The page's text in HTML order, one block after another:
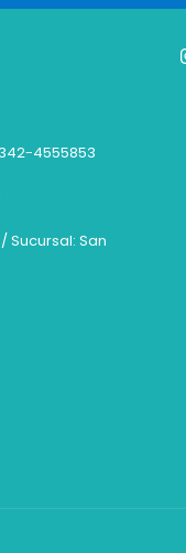
4555853
Sucursal: San